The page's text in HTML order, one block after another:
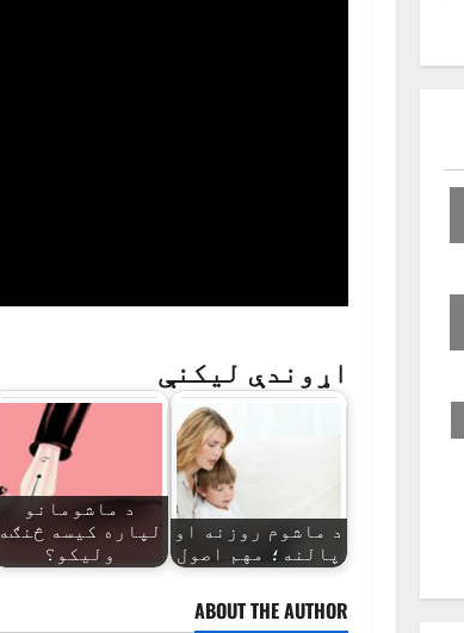
اړوندې لیکنې
د ماشوم روزنه او
پالنه؛ مهم اصول
د ماشومانو
لپاره کیسه څنګه
ولیکو؟
ABOUT THE AUTHOR